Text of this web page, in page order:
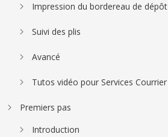
Impression du bordereau de dépôt
Suivi des plis
Avancé
Tutos vidéo pour Services Courrier
Premiers pas
Introduction